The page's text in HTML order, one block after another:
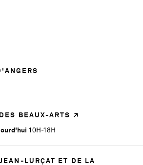
BEAUX-ARTS
10H-18H
LURÇAT ET DE LA